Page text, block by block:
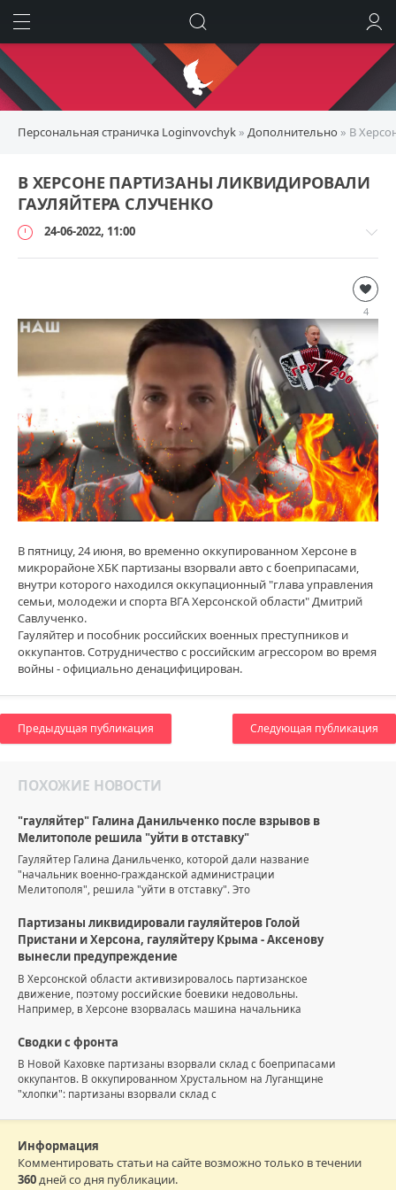
Персональная страничка Loginvovchyk » Дополнительно » В
В ХЕРСОНЕ ПАРТИЗАНЫ ЛИКВИДИРОВАЛИ
ГАУЛЯЙТЕРА СЛУЧЕНКО
24-06-2022, 11:00
84
4
В пятницу, 24 июня, во временно оккупированном Херсоне в
микрорайоне ХБК партизаны взорвали авто с боеприпасами,
внутри которого находился оккупационный "глава управления
семьи, молодежи и спорта ВГА Херсонской области" Дмитрий
Савлученко.
Гауляйтер и пособник российских военных преступников и
оккупантов. Сотрудничество с российским агрессором во время
войны - официально денацифицирован.
Предыдущая публикация Следующая публикация
ПОХОЖИЕ НОВОСТИ
"гауляйтер" Галина Данильченко после взрывов в
Мелитополе решила "уйти в отставку"
Гауляйтер Галина Данильченко, которой дали название
"начальник военно-гражданской администрации
Мелитополя", решила "уйти в отставку". Это
Партизаны ликвидировали гауляйтеров Голой
Пристани и Херсона, гауляйтеру Крыма - Аксенову
вынесли предупреждение
В Херсонской области активизировалось партизанское
движение, поэтому российские боевики недовольны.
Например, в Херсоне взорвалась машина начальника
Сводки с фронта
В Новой Каховке партизаны взорвали склад с боеприпасами
оккупантов. В оккупированном Хрустальном на Луганщине
"хлопки": партизаны взорвали склад с
Информация
Комментировать статьи на сайте возможно только в течении
360дней со дня публикации.